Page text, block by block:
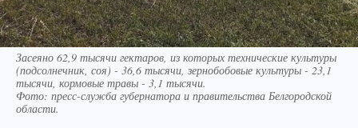
Засеяно 62,9 тысячи гектаров, из которых технические культуры
(подсолнечник, соя) - 36,6 тысячи, зернобобовые культуры - 23,1
тысячи, кормовые травы - 3,1 тысячи.
Фото: пресс-служба губернатора и правительства Белгородской
области.